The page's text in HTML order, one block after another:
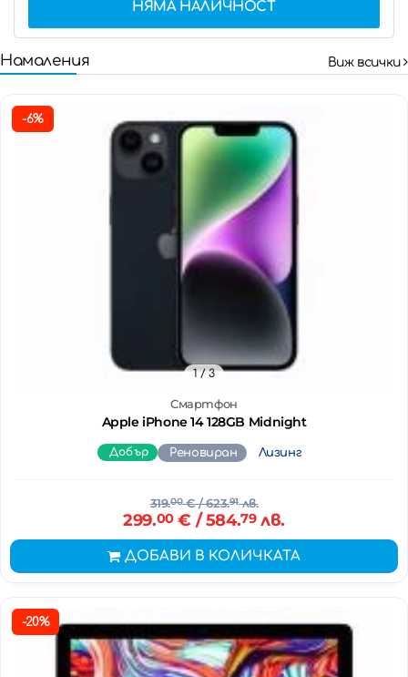
НЯМА НАЛИЧНОСТ
Намаления Виж всички
-6%
Смартфон
Apple iPhone 14 128GB Midnight
1/ 3
Добър Реновиран Лизинг
319.00€/ 623.91лв.
299.00€ / 584.79лв.
ДОБАВИ В КОЛИЧКАТА
-20%